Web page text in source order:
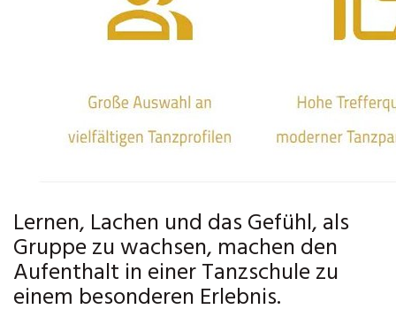
Lernen, Lachen und das Gefühl, als
Gruppe zu wachsen, machen den
Aufenthalt in einer Tanzschule zu
einem besonderen Erlebnis.